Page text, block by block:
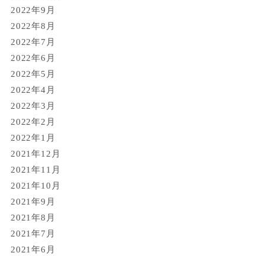
2022年9月
2022年8月
2022年7月
2022年6月
2022年5月
2022年4月
2022年3月
2022年2月
2022年1月
2021年12月
2021年11月
2021年10月
2021年9月
2021年8月
2021年7月
2021年6月